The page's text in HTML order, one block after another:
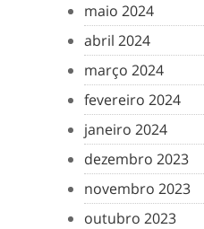
maio 2024
abril 2024
março 2024
fevereiro 2024
janeiro 2024
dezembro 2023
novembro 2023
outubro 2023